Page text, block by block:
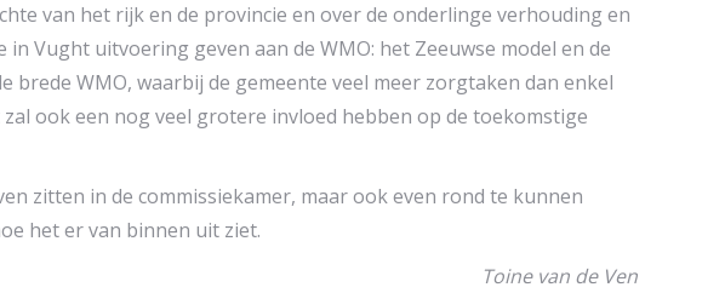
van het rijk en de provincie en over de onderlinge verhouding en
Vught uitvoering geven aan de WMO: het Zeeuwse model en de
WMO, waarbij de gemeente veel meer zorgtaken dan enkel
ook een nog veel grotere invloed hebben op de toekomstige
zitten in de commissiekamer, maar ook even rond te kunnen
het er van binnen uit ziet.
Toine van de Ven